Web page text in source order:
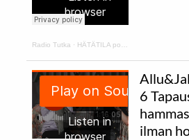
Radio Tutka · HÄTÄTILA podcast 1
6
ilman